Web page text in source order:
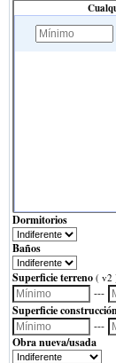
Dormitorios
Baños
Superficie terreno ( v2
---
Superficie
---
Obra nueva/usada